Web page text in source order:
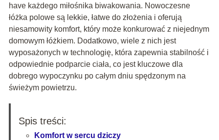
have każdego miłośnika biwakowania. Nowoczesne
łóżka polowe są lekkie, łatwe do złożenia i oferują
niesamowity komfort, który może konkurować z niejednym
domowym łóżkiem. Dodatkowo, wiele z nich jest
wyposażonych w technologię, która zapewnia stabilność i
odpowiednie podparcie ciała, co jest kluczowe dla
dobrego wypoczynku po całym dniu spędzonym na
świeżym powietrzu.
Spis treści:
Komfort w sercu dziczy